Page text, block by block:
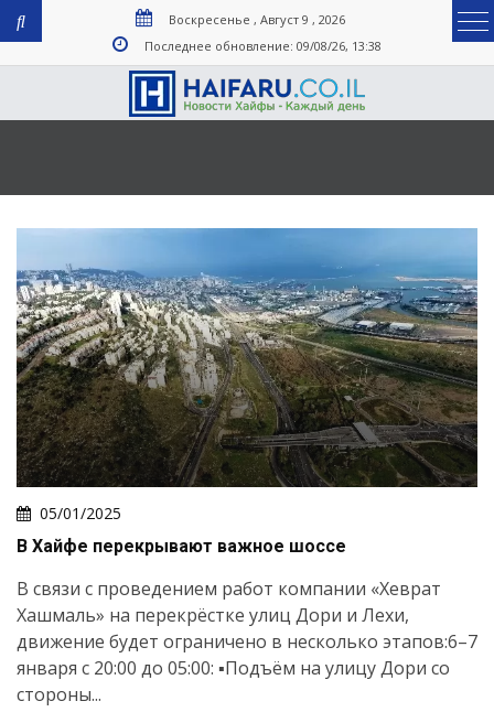
Воскресенье , Август 9 , 2026
Последнее обновление: 09/08/26, 13:38
05/01/2025
В Хайфе перекрывают важное шоссе
В связи с проведением работ компании «Хеврат
Хашмаль» на перекрёстке улиц Дори и Лехи,
движение будет ограничено в несколько этапов:6–7
января с 20:00 до 05:00: ▪️Подъём на улицу Дори со
стороны...